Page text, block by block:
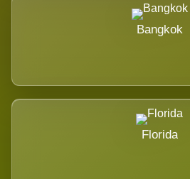
Bangkok
Florida